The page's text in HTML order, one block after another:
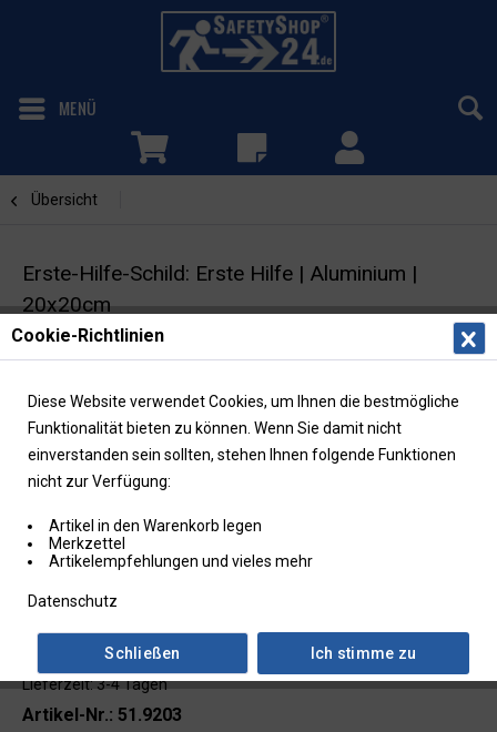
MENÜ
Übersicht
Erste-Hilfe-Schild: Erste Hilfe | Aluminium |
20x20cm
Lieferzeit: 3-4 Tagen
Artikel-Nr.: 51.9203
Cookie-Richtlinien
Diese Website verwendet Cookies, um Ihnen die bestmögliche
Funktionalität bieten zu können. Wenn Sie damit nicht
einverstanden sein sollten, stehen Ihnen folgende Funktionen
nicht zur Verfügung:
Artikel in den Warenkorb legen
Merkzettel
Artikelempfehlungen und vieles mehr
Datenschutz
Ich stimme zu
Schließen